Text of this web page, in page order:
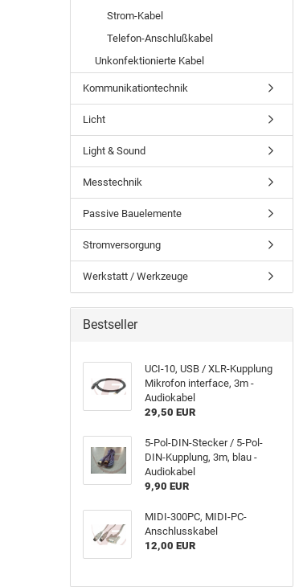
Strom-Kabel
Telefon-Anschlußkabel
Unkonfektionierte Kabel
Kommunikationtechnik
Licht
Light & Sound
Messtechnik
Passive Bauelemente
Stromversorgung
Werkstatt / Werkzeuge
Bestseller
UCI-10, USB / XLR-Kupplung
Mikrofon interface, 3m -
Audiokabel
29,50 EUR
5-Pol-DIN-Stecker / 5-Pol-
DIN-Kupplung, 3m, blau -
Audiokabel
9,90 EUR
MIDI-300PC, MIDI-PC-
Anschlusskabel
12,00 EUR